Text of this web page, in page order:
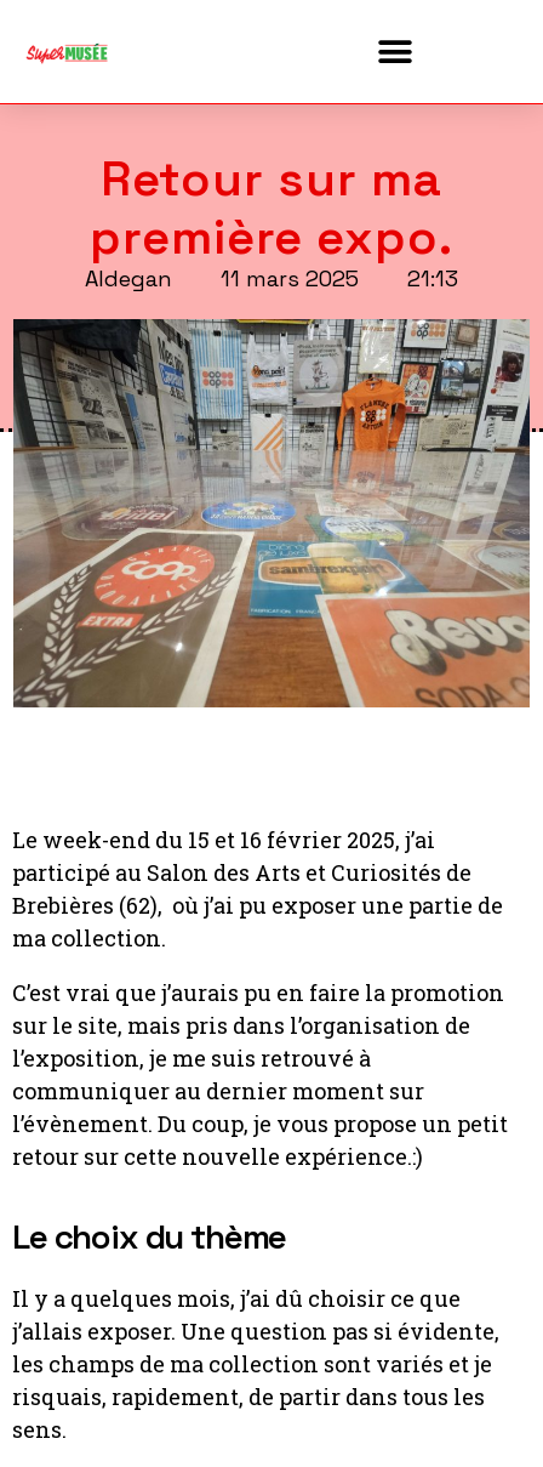
Retour sur ma
première expo.
Aldegan 11 mars 2025 21:13
Le week-end du 15 et 16 février 2025, j’ai
participé au Salon des Arts et Curiosités de
Brebières (62), où j’ai pu exposer une partie de
ma collection.
C’est vrai que j’aurais pu en faire la promotion
sur le site, mais pris dans l’organisation de
l’exposition, je me suis retrouvé à
communiquer au dernier moment sur
l’évènement. Du coup, je vous propose un petit
retour sur cette nouvelle expérience.:)
Le choix du thème
Il y a quelques mois, j’ai dû choisir ce que
j’allais exposer. Une question pas si évidente,
les champs de ma collection sont variés et je
risquais, rapidement, de partir dans tous les
sens.